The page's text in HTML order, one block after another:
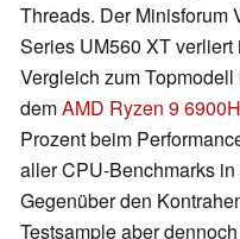
Threads. Der Minisforum
Series UM560 XT verliert
Vergleich zum Topmodell
demAMD Ryzen 9
Prozent beim
aller CPU-Benchmarks
Gegenüber den
Testsample aber